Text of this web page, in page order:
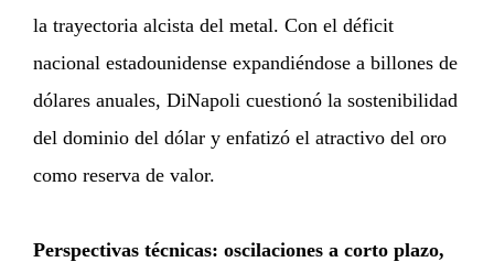
la trayectoria alcista del metal. Con el déficit
nacional estadounidense expandiéndose a billones de
dólares anuales, DiNapoli cuestionó la sostenibilidad
del dominio del dólar y enfatizó el atractivo del oro
como reserva de valor.
Perspectivas técnicas: oscilaciones a corto plazo,